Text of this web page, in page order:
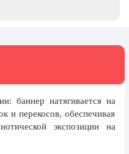
баннер натягивается на
и перекосов, обеспечивая
экспозиции на